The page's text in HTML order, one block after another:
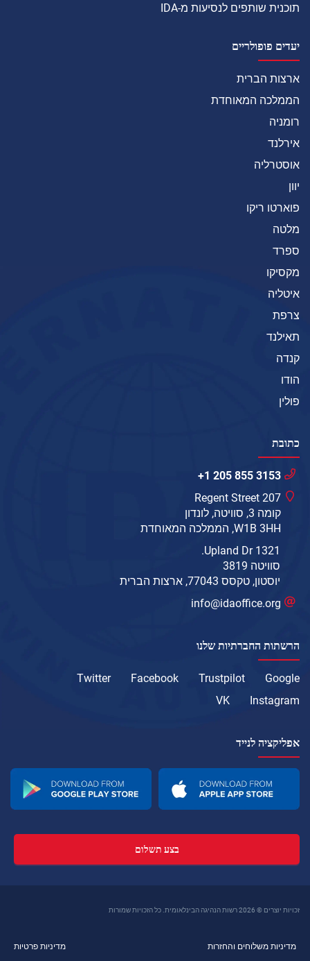
תוכנית שותפים לנסיעות מ-IDA
יעדים פופולריים
ארצות הברית
הממלכה המאוחדת
רומניה
אירלנד
אוסטרליה
יוון
פוארטו ריקו
מלטה
ספרד
מקסיקו
איטליה
צרפת
תאילנד
קנדה
הודו
פולין
כתובת
+1 205 855 3153
207 Regent Street
קומה 3, סוויטה, לונדון
W1B 3HH, הממלכה המאוחדת
1321 Upland Dr.
סוויטה 3819
יוסטון, טקסס 77043, ארצות הברית
info@idaoffice.org
הרשתות החברתיות שלנו
Google
Trustpilot
Facebook
Twitter
Instagram
VK
אפליקציה לנייד
בצע תשלום
זכויות יוצרים © 2026 רשות הנהיגה הבינלאומית. כל הזכויות שמורות
מדיניות משלוחים והחזרות מדיניות פרטיות